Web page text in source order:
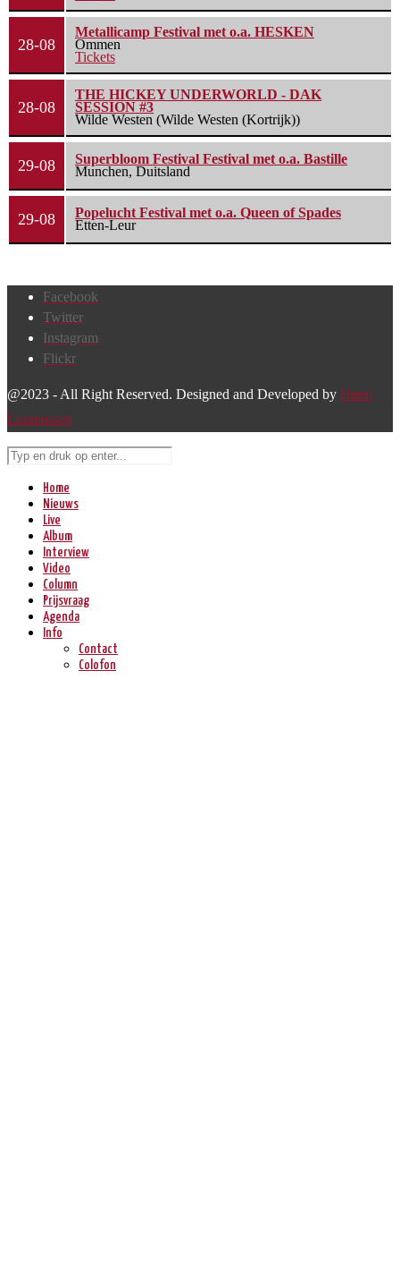
28-08
Metallicamp Festival met o.a. HESKEN
Ommen
Tickets
28-08
THE HICKEY UNDERWORLD - DAK
SESSION #3
Wilde Westen (Wilde Westen (Kortrijk))
29-08
Superbloom Festival Festival met o.a. Bastille
Munchen, Duitsland
29-08
Popelucht Festival met o.a. Queen of Spades
Etten-Leur
Facebook
Twitter
Instagram
Flickr
@2023 - All Right Reserved. Designed and Developed by Harm
Lourenssen
Home
Nieuws
Live
Album
Interview
Video
Column
Prijsvraag
Agenda
Info
Contact
Colofon